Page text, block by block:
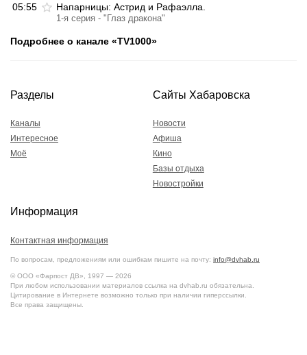
05:55
Напарницы: Астрид и Рафаэлла.
1-я серия - "Глаз дракона"
Подробнее о канале «TV1000»
Разделы
Каналы
Интересное
Моё
Сайты Хабаровска
Новости
Афиша
Кино
Базы отдыха
Новостройки
Информация
Контактная информация
По вопросам, предложениям или ошибкам пишите на почту: info@dvhab.ru
© ООО «Фарпост ДВ», 1997 — 2026
При любом использовании материалов ссылка на dvhab.ru обязательна.
Цитирование в Интернете возможно только при наличии гиперссылки.
Все права защищены.